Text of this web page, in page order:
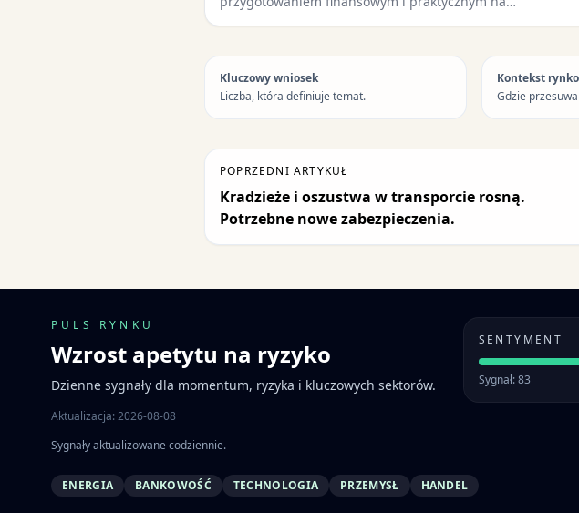
Kluczowy wniosek
Liczba, która definiuje temat.
Kontekst
Gdzie
POPRZEDNI ARTYKUŁ
Kradzieże i oszustwa w transporcie rosną.
Potrzebne nowe zabezpieczenia.
PULS RYNKU
Wzrost apetytu na ryzyko
Dzienne sygnały dla momentum, ryzyka i kluczowych sektorów.
Aktualizacja: 2026-08-08
Sygnały aktualizowane codziennie.
SENTYMENT
Sygnał: 83
ENERGIA BANKOWOŚĆ TECHNOLOGIA PRZEMYSŁ HANDEL